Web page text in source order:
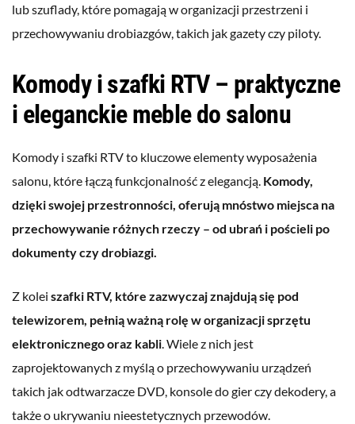
lub szuflady, które pomagają w organizacji przestrzeni i
przechowywaniu drobiazgów, takich jak gazety czy piloty.
Komody i szafki RTV – praktyczne
i eleganckie meble do salonu
Komody i szafki RTV to kluczowe elementy wyposażenia
salonu, które łączą funkcjonalność z elegancją. Komody,
dzięki swojej przestronności, oferują mnóstwo miejsca na
przechowywanie różnych rzeczy – od ubrań i pościeli po
dokumenty czy drobiazgi.
Z kolei szafki RTV, które zazwyczaj znajdują się pod
telewizorem, pełnią ważną rolę w organizacji sprzętu
elektronicznego oraz kabli. Wiele z nich jest
zaprojektowanych z myślą o przechowywaniu urządzeń
takich jak odtwarzacze DVD, konsole do gier czy dekodery, a
także o ukrywaniu nieestetycznych przewodów.